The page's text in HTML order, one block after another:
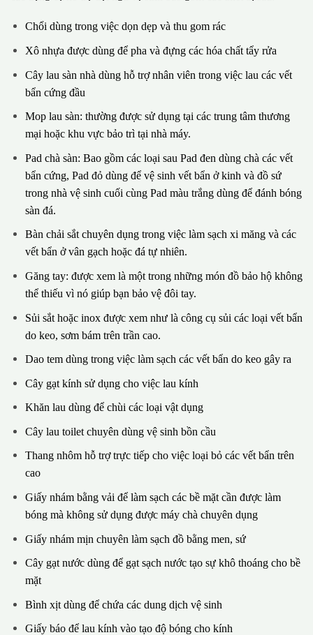
Chổi dùng trong việc dọn dẹp và thu gom rác
Xô nhựa được dùng để pha và đựng các hóa chất tẩy rửa
Cây lau sàn nhà dùng hỗ trợ nhân viên trong việc lau các vết
bẩn cứng đầu
Mop lau sàn: thường được sử dụng tại các trung tâm thương
mại hoặc khu vực bảo trì tại nhà máy.
Pad chà sàn: Bao gồm các loại sau Pad đen dùng chà các vết
bẩn cứng, Pad đỏ dùng để vệ sinh vết bẩn ở kinh và đồ sứ
trong nhà vệ sinh cuối cùng Pad màu trắng dùng để đánh bóng
sàn đá.
Bàn chải sắt chuyên dụng trong việc làm sạch xi măng và các
vết bẩn ở vân gạch hoặc đá tự nhiên.
Găng tay: được xem là một trong những món đồ bảo hộ không
thể thiếu vì nó giúp bạn bảo vệ đôi tay.
Sủi sắt hoặc inox được xem như là công cụ sủi các loại vết bẩn
do keo, sơm bám trên trần cao.
Dao tem dùng trong việc làm sạch các vết bẩn do keo gây ra
Cây gạt kính sử dụng cho việc lau kính
Khăn lau dùng để chùi các loại vật dụng
Cây lau toilet chuyên dùng vệ sinh bồn cầu
Thang nhôm hỗ trợ trực tiếp cho việc loại bỏ các vết bẩn trên
cao
Giấy nhám bằng vải để làm sạch các bề mặt cần được làm
bóng mà không sử dụng được máy chà chuyên dụng
Giấy nhám mịn chuyên làm sạch đồ bằng men, sứ
Cây gạt nước dùng để gạt sạch nước tạo sự khô thoáng cho bề
mặt
Bình xịt dùng để chứa các dung dịch vệ sinh
Giấy báo để lau kính vào tạo độ bóng cho kính